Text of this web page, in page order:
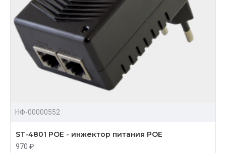
НФ-00000552
ST-4801 POE - инжектор питания POE
970 ₽